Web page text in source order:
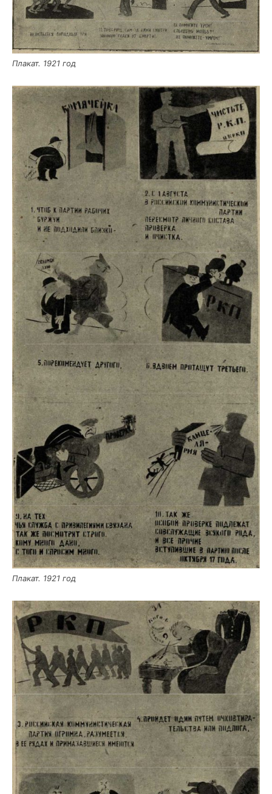
Пла­кат. 1921 год
Пла­кат. 1921 год